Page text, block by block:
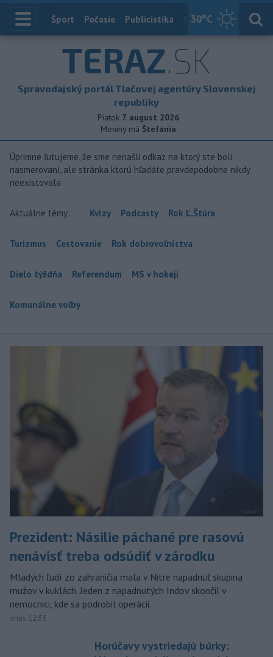
30°C
Index
Šport Počasie Publicistika Slovensko
TERAZ.SK
Spravodajský portál Tlačovej agentúry Slovenskej
republiky
Piatok 7. august 2026
Meniny má Štefánia
Úprimne ľutujeme, že sme nenašli odkaz na ktorý ste boli
nasmerovaní, ale stránka ktorú hľadáte pravdepodobne nikdy
neexistovala
Aktuálne témy: Kvízy Podcasty Rok Ľ.Štúra
Turizmus Cestovanie Rok dobrovoľníctva
Dielo týždňa Referendum MS v hokeji
Komunálne voľby
Prezident: Násilie páchané pre rasovú
nenávisť treba odsúdiť v zárodku
Mladých ľudí zo zahraničia mala v Nitre napadnúť skupina
mužov v kuklách. Jeden z napadnutých Indov skončil v
nemocnici, kde sa podrobil operácii.
dnes 12:33
Horúčavy vystriedajú búrky: